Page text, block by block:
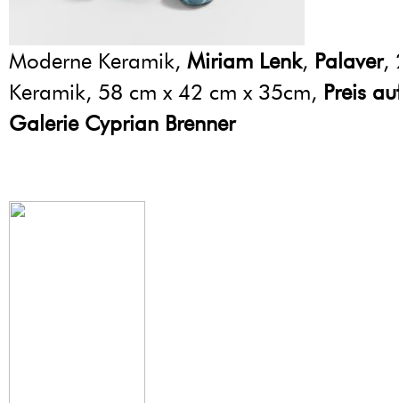
Moderne Keramik, Miriam Lenk, Palaver,
Keramik, 58 cm x 42 cm x 35cm, Preis
Galerie Cyprian Brenner